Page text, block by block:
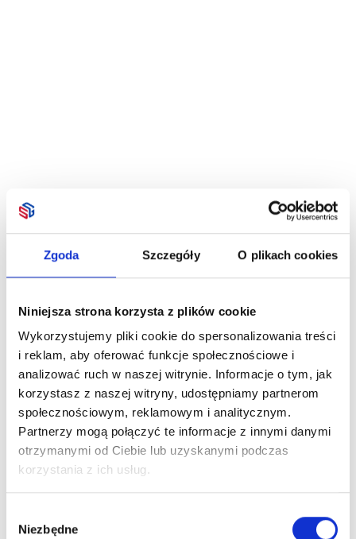
Zgoda Szczegóły O plikach cookies
Niniejsza strona korzysta z plików cookie
Wykorzystujemy pliki cookie do spersonalizowania treści
i reklam, aby oferować funkcje społecznościowe i
analizować ruch w naszej witrynie. Informacje o tym, jak
korzystasz z naszej witryny, udostępniamy partnerom
społecznościowym, reklamowym i analitycznym.
Partnerzy mogą połączyć te informacje z innymi danymi
otrzymanymi od Ciebie lub uzyskanymi podczas
korzystania z ich usług.
zgody
Niezbędne